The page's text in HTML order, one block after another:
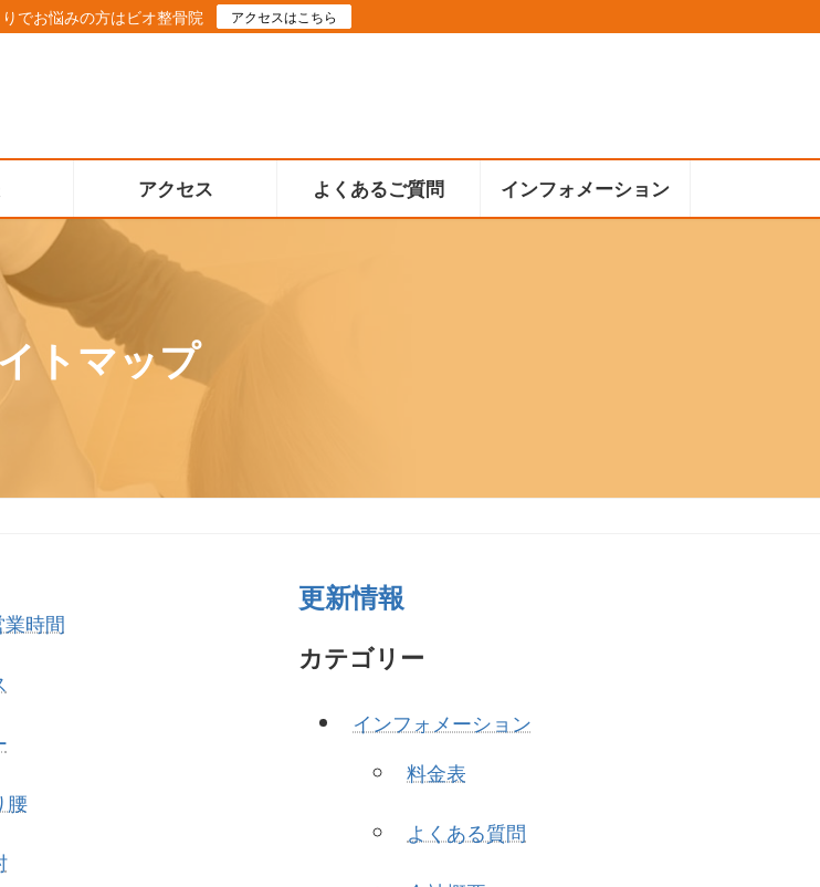
でお悩みの方はビオ整骨院 アクセスはこちら
アクセス よくあるご質問 インフォメーション
トマップ
業時間
腰
更新情報
カテゴリー
インフォメーション
料金表
よくある質問